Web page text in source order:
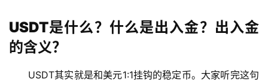
USDT是什么？什么是出入金？出入金
的含义？
USDT其实就是和美元1:1挂钩的稳定币。大家听完这句